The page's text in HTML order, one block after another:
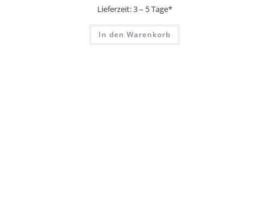
Lieferzeit:3 – 5 Tage*
In den Warenkorb